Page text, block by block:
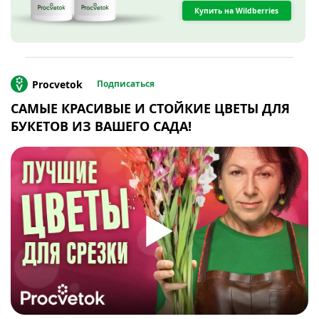
Купить на Wildberries
Procvetok Подписаться
САМЫЕ КРАСИВЫЕ И СТОЙКИЕ ЦВЕТЫ ДЛЯ
БУКЕТОВ ИЗ ВАШЕГО САДА!